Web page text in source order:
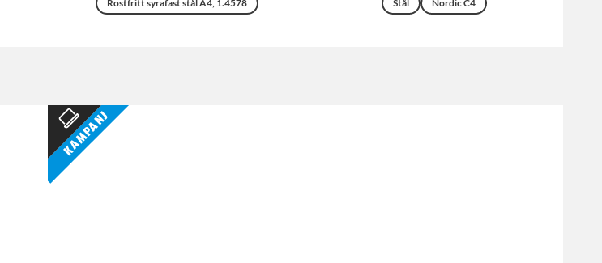
Rostfritt syrafast stål A4, 1.4578
Stål
Nordic C4
Kampanj